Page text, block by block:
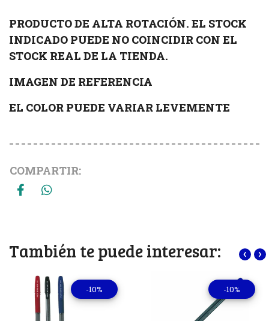
PRODUCTO DE ALTA ROTACIÓN. EL STOCK
INDICADO PUEDE NO COINCIDIR CON EL
STOCK REAL DE LA TIENDA.
IMAGEN DE REFERENCIA
EL COLOR PUEDE VARIAR LEVEMENTE
COMPARTIR:
También te puede interesar:
-10% -10%
‹ ›